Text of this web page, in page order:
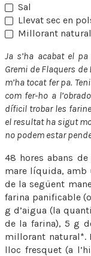
Sal
Llevat sec en
Millorant
Ja s’ha acabat el
Gremi de Flaquers
m’ha tocat fer pa.
com fer-ho a
díficil trobar les
el resultat ha sigut
no podem estar
48 hores abans
mare líquida, amb
de la següent
farina panificable
g d’aigua (la
de la farina), 5 g
millorant natural*.
lloc fresquet (a